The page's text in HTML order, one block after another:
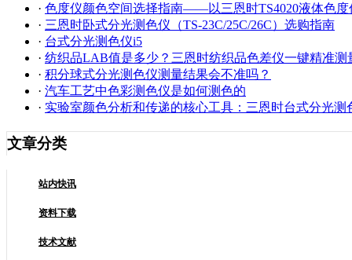
· 色度仪颜色空间选择指南——以三恩时TS4020液体色度
· 三恩时卧式分光测色仪（TS-23C/25C/26C）选购指南
· 台式分光测色仪i5
· 纺织品LAB值是多少？三恩时纺织品色差仪一键精准测
· 积分球式分光测色仪测量结果会不准吗？
· 汽车工艺中色彩测色仪是如何测色的
· 实验室颜色分析和传递的核心工具：三恩时台式分光测
文章分类
站内快讯
资料下载
技术文献